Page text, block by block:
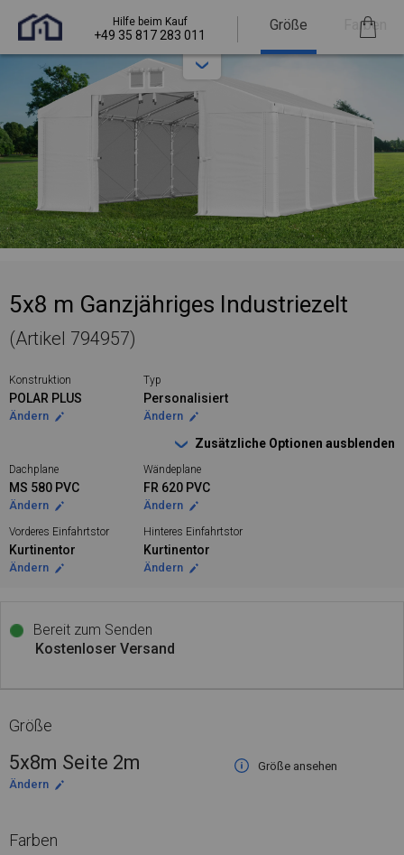
Hilfe beim Kauf
+49 35 817 283 011
Größe Farben
5x8 m Ganzjähriges Industriezelt
(Artikel 794957)
Konstruktion
POLAR PLUS
Ändern
Typ
Personalisiert
Ändern
Zusätzliche Optionen ausblenden
Dachplane
MS 580 PVC
Ändern
Wändeplane
FR 620 PVC
Ändern
Vorderes Einfahrtstor
Kurtinentor
Ändern
Hinteres Einfahrtstor
Kurtinentor
Ändern
Bereit zum Senden
Kostenloser Versand
Größe
5x8m Seite 2m
Größe ansehen
Ändern
Farben